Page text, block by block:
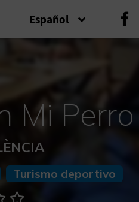
Español
Mi Perro
Turismo deportivo